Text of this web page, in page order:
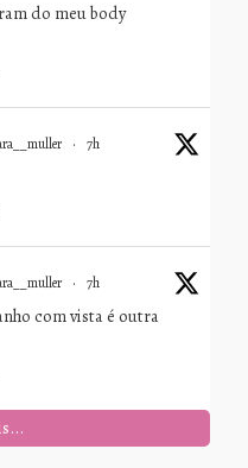
do meu body
· 7h
· 7h
com vista é outra